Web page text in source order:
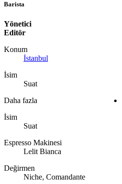
Barista
Yönetici
Editör
Konum
İstanbul
İsim
Suat
Daha fazla
İsim
Suat
Espresso Makinesi
Lelit Bianca
Değirmen
Niche, Comandante